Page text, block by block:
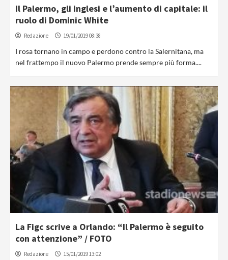
Il Palermo, gli inglesi e l’aumento di capitale: il
ruolo di Dominic White
Redazione 19/01/2019 08:38
I rosa tornano in campo e perdono contro la Salernitana, ma
nel frattempo il nuovo Palermo prende sempre più forma....
La Figc scrive a Orlando: “Il Palermo è seguito
con attenzione” / FOTO
Redazione 15/01/2019 13:02